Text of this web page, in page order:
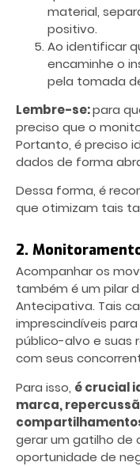
material,
positivo.
Ao identificar
encaminhe o
pela tomada
Lembre-se:para
preciso que o
Portanto, é preciso
dados de forma
Dessa forma, é
que otimizam tais
2.
Acompanhar os
também é um pilar
Antecipativa. Tais
imprescindíveis
público-alvo e suas
com seus
Para isso, é crucial
marca,
gerar um gatilho de
oportunidade de